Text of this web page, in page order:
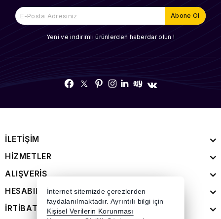
Yeni ve indirimli ürünlerden haberdar olun !
İLETİŞİM
HİZMETLER
ALIŞVERİŞ
HESABIM
İRTİBAT
İnternet sitemizde çerezlerden
faydalanılmaktadır. Ayrıntılı bilgi için
Kişisel Verilerin Korunması